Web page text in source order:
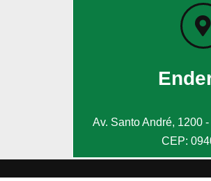
Av. Santo André, 1200
CEP: